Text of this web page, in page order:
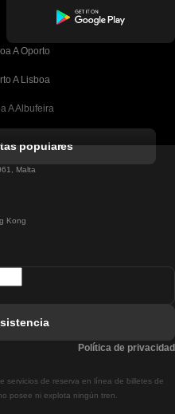
A Oporto
A Lisboa
A Albufeira
A Lagos
A Madrid
A Braga
populares
Malta
Kong
servicios de reserva en línea de billetes de
posee ni explota ningún tren.
Política de privacidad